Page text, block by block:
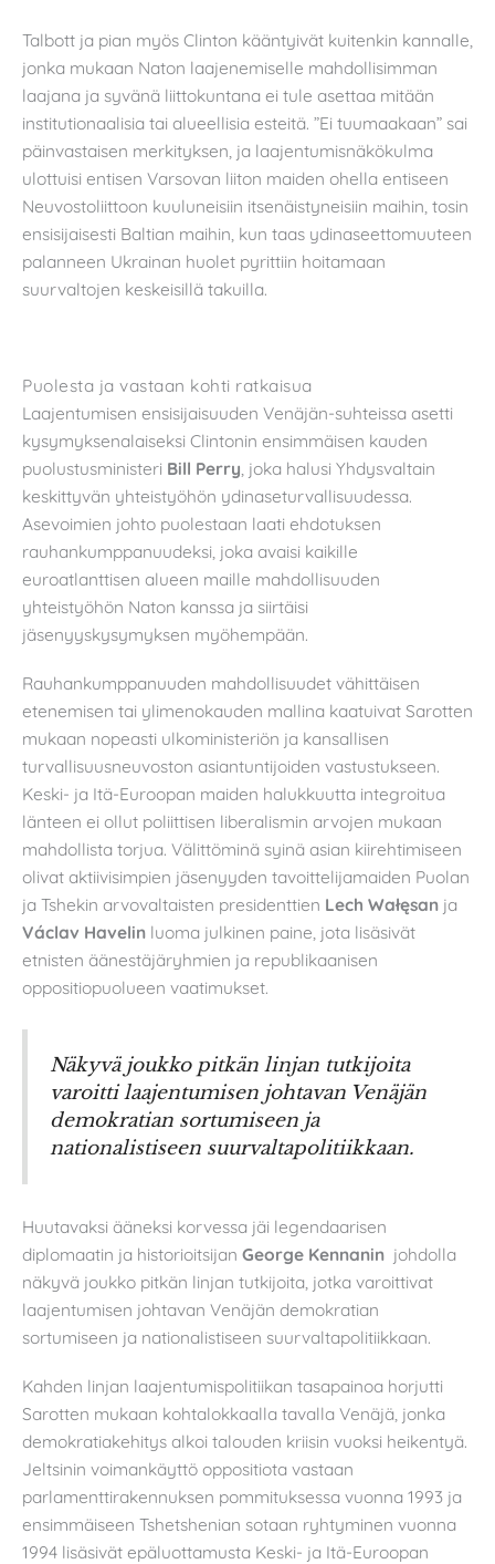
Talbott ja pian myös Clinton kääntyivät kuitenkin kannalle,
jonka mukaan Naton laajenemiselle mahdollisimman
laajana ja syvänä liittokuntana ei tule asettaa mitään
institutionaalisia tai alueellisia esteitä. ”Ei tuumaakaan” sai
päinvastaisen merkityksen, ja laajentumisnäkökulma
ulottuisi entisen Varsovan liiton maiden ohella entiseen
Neuvostoliittoon kuuluneisiin itsenäistyneisiin maihin, tosin
ensisijaisesti Baltian maihin, kun taas ydinaseettomuuteen
palanneen Ukrainan huolet pyrittiin hoitamaan
suurvaltojen keskeisillä takuilla.
Puolesta ja vastaan kohti ratkaisua
Laajentumisen ensisijaisuuden Venäjän-suhteissa asetti
kysymyksenalaiseksi Clintonin ensimmäisen kauden
puolustusministeri Bill Perry, joka halusi Yhdysvaltain
keskittyvän yhteistyöhön ydinaseturvallisuudessa.
Asevoimien johto puolestaan laati ehdotuksen
rauhankumppanuudeksi, joka avaisi kaikille
euroatlanttisen alueen maille mahdollisuuden
yhteistyöhön Naton kanssa ja siirtäisi
jäsenyyskysymyksen myöhempään.
Rauhankumppanuuden mahdollisuudet vähittäisen
etenemisen tai ylimenokauden mallina kaatuivat Sarotten
mukaan nopeasti ulkoministeriön ja kansallisen
turvallisuusneuvoston asiantuntijoiden vastustukseen.
Keski- ja Itä-Euroopan maiden halukkuutta integroitua
länteen ei ollut poliittisen liberalismin arvojen mukaan
mahdollista torjua. Välittöminä syinä asian kiirehtimiseen
olivat aktiivisimpien jäsenyyden tavoittelijamaiden Puolan
ja Tshekin arvovaltaisten presidenttien Lech Wałęsan ja
Václav Havelin luoma julkinen paine, jota lisäsivät
etnisten äänestäjäryhmien ja republikaanisen
oppositiopuolueen vaatimukset.
Näkyvä joukko pitkän linjan tutkijoita
varoitti laajentumisen johtavan Venäjän
demokratian sortumiseen ja
nationalistiseen suurvaltapolitiikkaan.
Huutavaksi ääneksi korvessa jäi legendaarisen
diplomaatin ja historioitsijan George Kennanin johdolla
näkyvä joukko pitkän linjan tutkijoita, jotka varoittivat
laajentumisen johtavan Venäjän demokratian
sortumiseen ja nationalistiseen suurvaltapolitiikkaan.
Kahden linjan laajentumispolitiikan tasapainoa horjutti
Sarotten mukaan kohtalokkaalla tavalla Venäjä, jonka
demokratiakehitys alkoi talouden kriisin vuoksi heikentyä.
Jeltsinin voimankäyttö oppositiota vastaan
parlamenttirakennuksen pommituksessa vuonna 1993 ja
ensimmäiseen Tshetshenian sotaan ryhtyminen vuonna
1994 lisäsivät epäluottamusta Keski- ja Itä-Euroopan